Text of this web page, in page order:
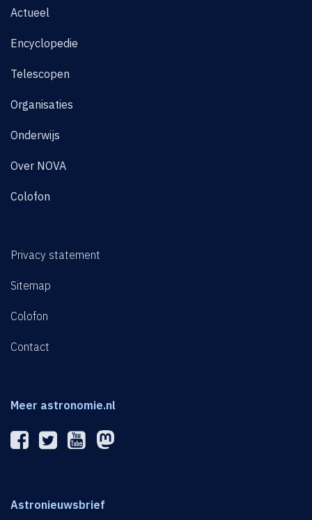
Actueel
Encyclopedie
Telescopen
Organisaties
Onderwijs
Over NOVA
Colofon
Privacy statement
Sitemap
Colofon
Contact
Meer astronomie.nl
Astronieuwsbrief